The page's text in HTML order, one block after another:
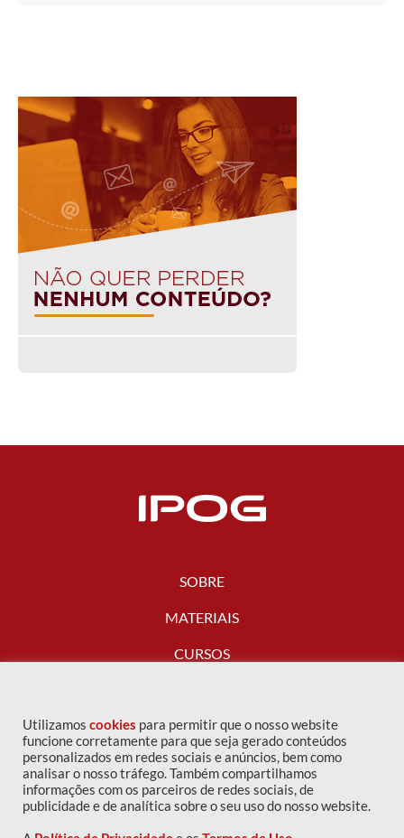
SOBRE
MATERIAIS
CURSOS
FALE CONOSCO
Utilizamos cookies para permitir que o nosso website
funcione corretamente para que seja gerado conteúdos
personalizados em redes sociais e anúncios, bem como
analisar o nosso tráfego. Também compartilhamos
informações com os parceiros de redes sociais, de
publicidade e de analítica sobre o seu uso do nosso website.